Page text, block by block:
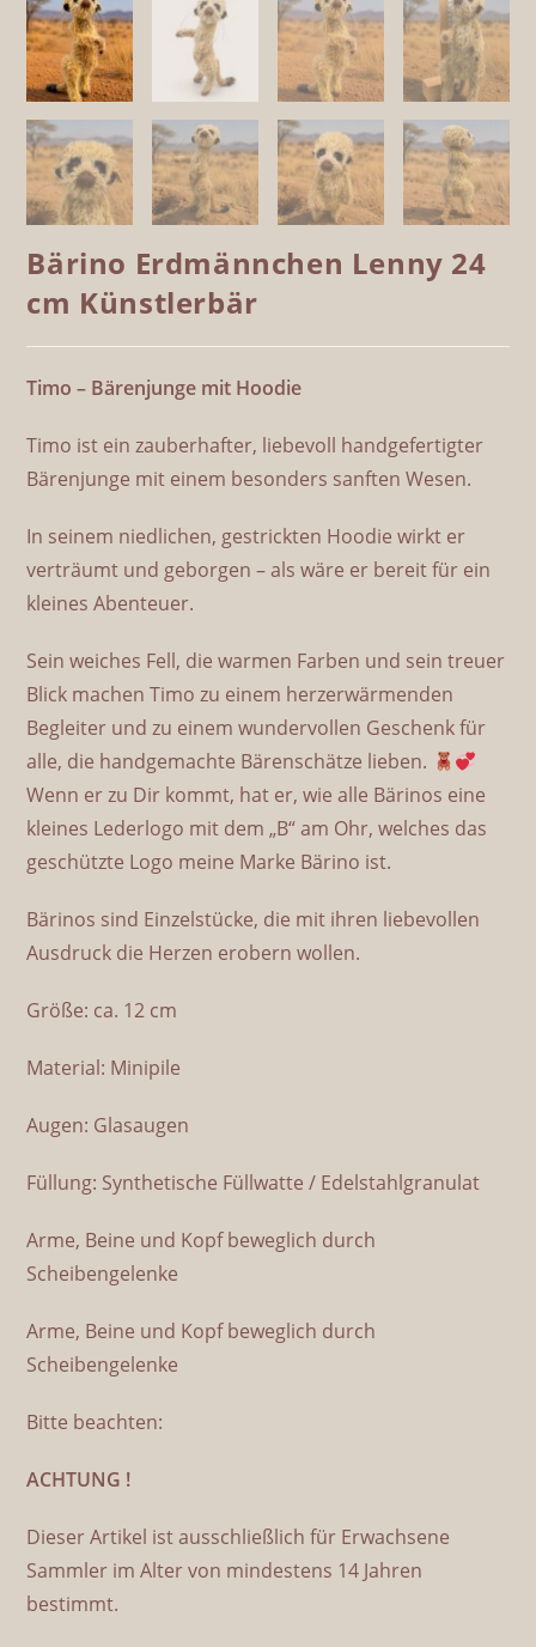
Bärino Erdmännchen Lenny 24
cm Künstlerbär
Timo – Bärenjunge mit Hoodie
Timo ist ein zauberhafter, liebevoll handgefertigter
Bärenjunge mit einem besonders sanften Wesen.
In seinem niedlichen, gestrickten Hoodie wirkt er
verträumt und geborgen – als wäre er bereit für ein
kleines Abenteuer.
Sein weiches Fell, die warmen Farben und sein treuer
Blick machen Timo zu einem herzerwärmenden
Begleiter und zu einem wundervollen Geschenk für
alle, die handgemachte Bärenschätze lieben.
Wenn er zu Dir kommt, hat er, wie alle Bärinos eine
kleines Lederlogo mit dem „B“ am Ohr, welches das
geschützte Logo meine Marke Bärino ist.
Bärinos sind Einzelstücke, die mit ihren liebevollen
Ausdruck die Herzen erobern wollen.
Größe: ca. 12 cm
Material: Minipile
Augen: Glasaugen
Füllung: Synthetische Füllwatte / Edelstahlgranulat
Arme, Beine und Kopf beweglich durch
Scheibengelenke
Arme, Beine und Kopf beweglich durch
Scheibengelenke
Bitte beachten:
ACHTUNG !
Dieser Artikel ist ausschließlich für Erwachsene
Sammler im Alter von mindestens 14 Jahren
bestimmt.